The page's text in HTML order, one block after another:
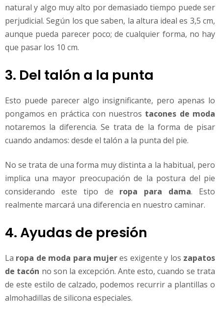
natural y algo muy alto por demasiado tiempo puede ser
perjudicial. Según los que saben, la altura ideal es 3,5 cm,
aunque pueda parecer poco; de cualquier forma, no hay
que pasar los 10 cm.
3. Del talón a la punta
Esto puede parecer algo insignificante, pero apenas lo
pongamos en práctica con nuestros tacones de moda
notaremos la diferencia. Se trata de la forma de pisar
cuando andamos: desde el talón a la punta del pie.
No se trata de una forma muy distinta a la habitual, pero
implica una mayor preocupación de la postura del pie
considerando este tipo de ropa para dama. Esto
realmente marcará una diferencia en nuestro caminar.
4. Ayudas de presión
La ropa de moda para mujeres exigente y los zapatos
de tacón no son la excepción. Ante esto, cuando se trata
de este estilo de calzado, podemos recurrir a plantillas o
almohadillas de silicona especiales.